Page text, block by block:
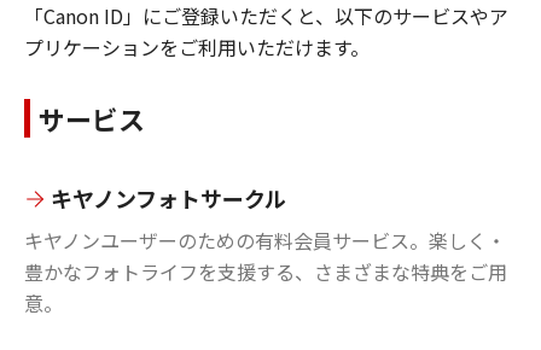
「Canon ID」にご登録いただくと、以下のサービスやア
プリケーションをご利用いただけます。
サービス
キヤノンフォトサークル
キヤノンユーザーのための有料会員サービス。楽しく・
豊かなフォトライフを支援する、さまざまな特典をご用
意。